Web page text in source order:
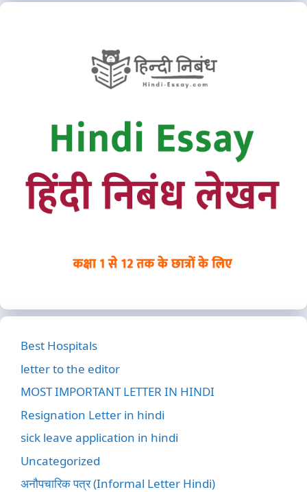
Best Hospitals
letter to the editor
MOST IMPORTANT LETTER IN HINDI
Resignation Letter in hindi
sick leave application in hindi
Uncategorized
अनौपचारिक पत्र (Informal Letter Hindi)